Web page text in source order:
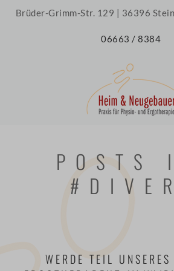
Brüder-Grimm-Str. 129 | 36396
06663 / 8384
ÜBER UNS
UNSERE PRAXIS
THERAPIE
POSTS
WERDE TEIL